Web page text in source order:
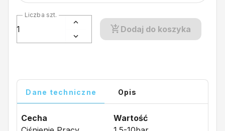
Liczba szt.
Dodaj do koszyka
Dane techniczne Opis
Cecha
Wartość